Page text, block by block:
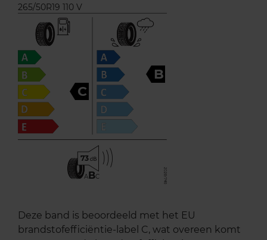
265/50R19 110 V
C
B
73
ABC
Deze band is beoordeeld met het EU
brandstofefficiëntie-label C, wat overeen komt